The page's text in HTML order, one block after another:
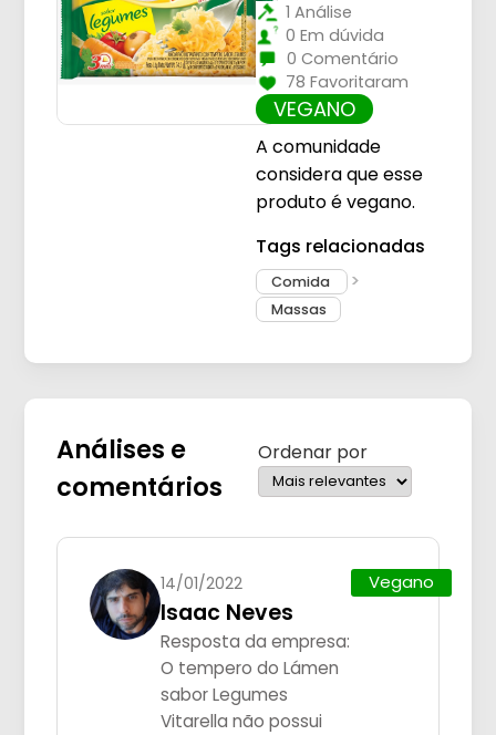
1 Análise
0 Em dúvida
0 Comentário
78 Favoritaram
VEGANO
A comunidade
considera que esse
produto é vegano.
Tags relacionadas
Comida
Massas
Análises e
comentários
Ordenar por
14/01/2022
Isaac Neves
Resposta da empresa:
O tempero do Lámen
sabor Legumes
Vitarella não possui
Vegano